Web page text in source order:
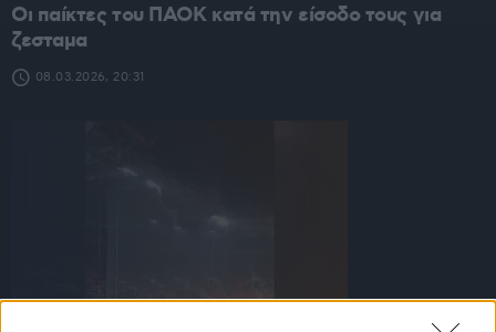
Οι παίκτες του ΠΑΟΚ κατά την είσοδο τους για
ζεσταμα
08.03.2026, 20:31